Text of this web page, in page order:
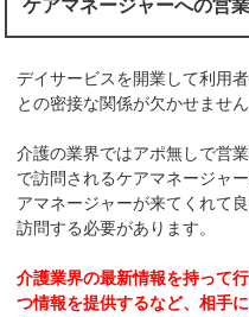
ケアマネージャーへの営業
デイサービスを開業して利用
との密接な関係が欠かせません
介護の業界ではアポ無しで営
で訪問されるケアマネージャ
アマネージャーが来てくれて
訪問する必要があります。
介護業界の最新情報を持って
つ情報を提供するなど、相手